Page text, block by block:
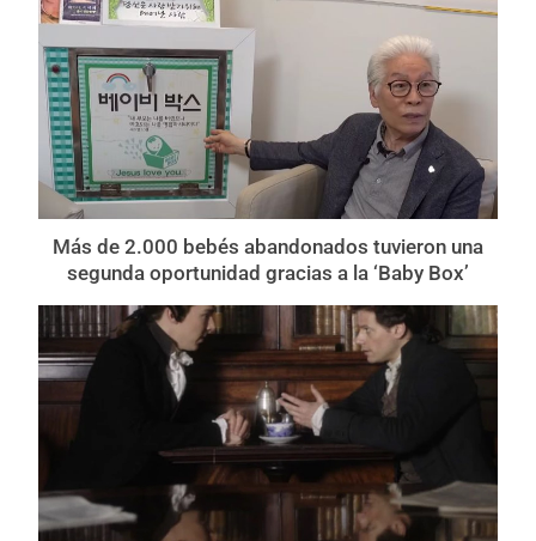
Más de 2.000 bebés abandonados tuvieron una
segunda oportunidad gracias a la ‘Baby Box’